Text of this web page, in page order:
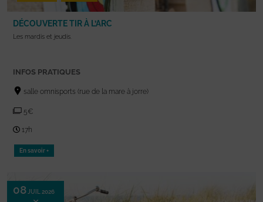
DÉCOUVERTE TIR À L’ARC
Les mardis et jeudis.
INFOS PRATIQUES
salle omnisports (rue de la mare à jorre)
5€
17h
En savoir +
08 JUIL 2026